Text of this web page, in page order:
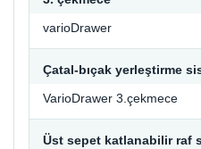
varioDrawer
Çatal-bıçak yerleştirme
VarioDrawer 3.çekmece
Üst sepet katlanabilir raf